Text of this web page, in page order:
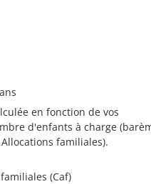
en fonction de vos
d'enfants à charge
familiales).
(Caf)